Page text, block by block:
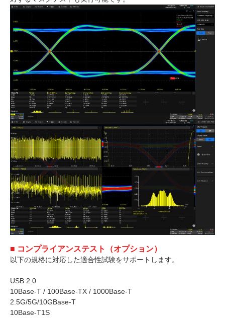
■ コンプライアンステスト（オプション）
以下の規格に対応した適合性試験をサポートします。
USB 2.0
10Base-T / 100Base-TX / 1000Base-T
2.5G/5G/10GBase-T
10Base-T1S